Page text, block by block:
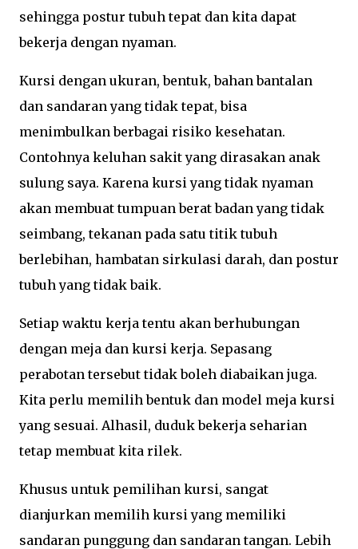
sehingga postur tubuh tepat dan kita dapat
bekerja dengan nyaman.
Kursi dengan ukuran, bentuk, bahan bantalan
dan sandaran yang tidak tepat, bisa
menimbulkan berbagai risiko kesehatan.
Contohnya keluhan sakit yang dirasakan anak
sulung saya. Karena kursi yang tidak nyaman
akan membuat tumpuan berat badan yang tidak
seimbang, tekanan pada satu titik tubuh
berlebihan, hambatan sirkulasi darah, dan postur
tubuh yang tidak baik.
Setiap waktu kerja tentu akan berhubungan
dengan meja dan kursi kerja. Sepasang
perabotan tersebut tidak boleh diabaikan juga.
Kita perlu memilih bentuk dan model meja kursi
yang sesuai. Alhasil, duduk bekerja seharian
tetap membuat kita rilek.
Khusus untuk pemilihan kursi, sangat
dianjurkan memilih kursi yang memiliki
sandaran punggung dan sandaran tangan. Lebih